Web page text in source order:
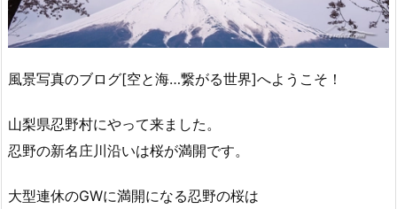
風景写真のブログ[空と海…繋がる世界]へようこそ！
山梨県忍野村にやって来ました。
忍野の新名庄川沿いは桜が満開です。
大型連休のGWに満開になる忍野の桜は